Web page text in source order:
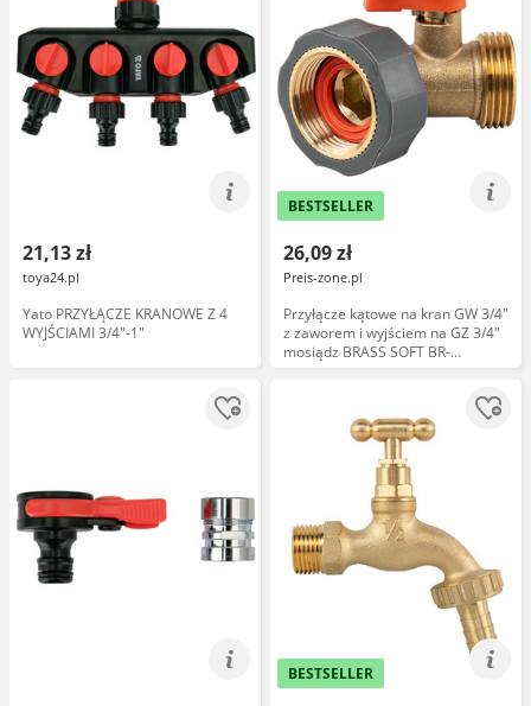
21,13 zł
toya24.pl
Yato PRZYŁĄCZE KRANOWE Z 4
WYJŚCIAMI 3/4"-1"
BESTSELLER
26,09 zł
Preis-zone.pl
Przyłącze kątowe na kran GW 3/4"
z zaworem i wyjściem na GZ 3/4"
mosiądz BRASS SOFT BR-
S2232/45
BESTSELLER